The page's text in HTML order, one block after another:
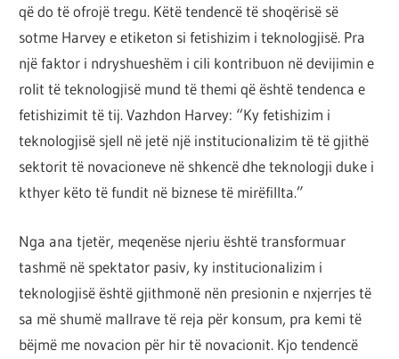
që do të ofrojë tregu. Këtë tendencë të shoqërisë së
sotme Harvey e etiketon si fetishizim i teknologjisë. Pra
një faktor i ndryshueshëm i cili kontribuon në devijimin e
rolit të teknologjisë mund të themi që është tendenca e
fetishizimit të tij. Vazhdon Harvey: “Ky fetishizim i
teknologjisë sjell në jetë një institucionalizim të të gjithë
sektorit të novacioneve në shkencë dhe teknologji duke i
kthyer këto të fundit në biznese të mirëfillta.”
Nga ana tjetër, meqenëse njeriu është transformuar
tashmë në spektator pasiv, ky institucionalizim i
teknologjisë është gjithmonë nën presionin e nxjerrjes të
sa më shumë mallrave të reja për konsum, pra kemi të
bëjmë me novacion për hir të novacionit. Kjo tendencë